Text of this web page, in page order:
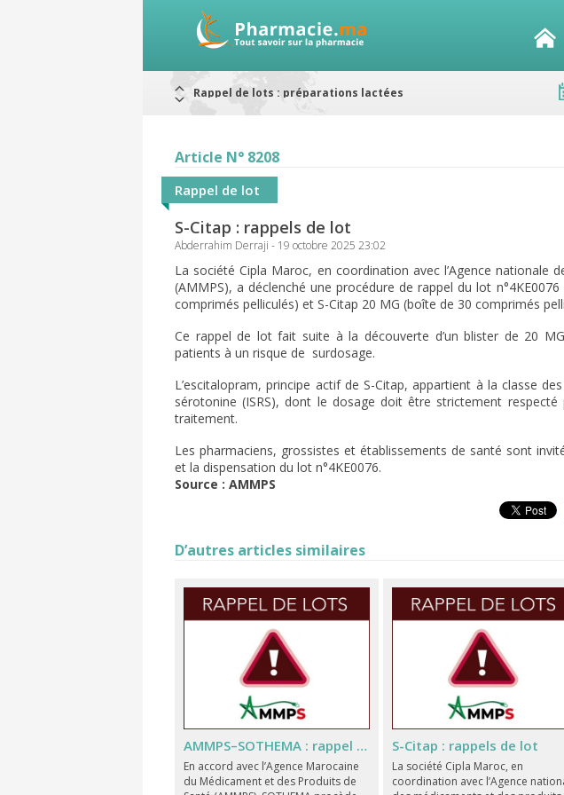
Rappel de lots : préparations lactées
ARRÊT DE COMMERCIALISATION
Rappel de lots : ANTITOXINE TÉTANIQUE 1500.
Article N° 8208
Rappel de lot
S-Citap : rappels de lot
Abderrahim Derraji - 19 octobre 2025 23:02
La société Cipla Maroc, en coordination avec l’Agence nationale
(AMMPS), a déclenché une procédure de rappel du lot
comprimés pelliculés) et S-Citap 20 MG (boîte de 30 comprimés
Ce rappel de lot fait suite à la découverte d’un blister de 20
patients à un risque de surdosage.
L’escitalopram, principe actif de S-Citap, appartient à la classe
sérotonine (ISRS), dont le dosage doit être strictement
traitement.
Les pharmaciens, grossistes et établissements de santé sont
et la dispensation du lot n°4KE0076.
Source : AMMPS
D’autres articles similaires
AMMPS–SOTHEMA : rappel d'un lot d'OMNITROPE® en raison d'un défaut de qualité
En accord avec l’Agence Marocaine
du Médicament et des Produits de
S-Citap : rappels de lot
La société Cipla Maroc, en
coordination avec l’Agence